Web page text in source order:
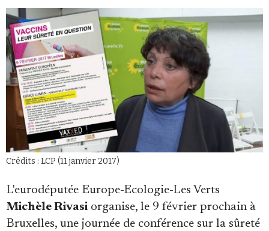
Crédits : LCP (11 janvier 2017)
L'eurodéputée Europe-Ecologie-Les Verts
Michèle Rivasi organise, le 9 février prochain à
Bruxelles, une journée de conférence sur la sûreté